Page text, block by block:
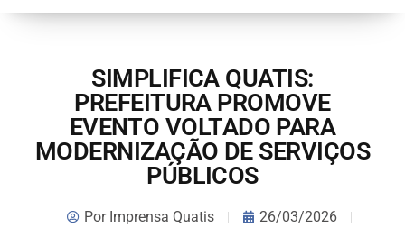
SIMPLIFICA QUATIS:
PREFEITURA PROMOVE
EVENTO VOLTADO PARA
MODERNIZAÇÃO DE SERVIÇOS
PÚBLICOS
PorImprensa Quatis
26/03/2026